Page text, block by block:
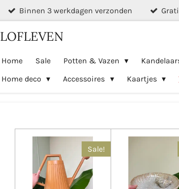
Binnen 3 werkdagen verzonden
LOFLEVEN
Home Sale Potten & Vazen
Home deco
Accessoires Kaartjes
Sale!